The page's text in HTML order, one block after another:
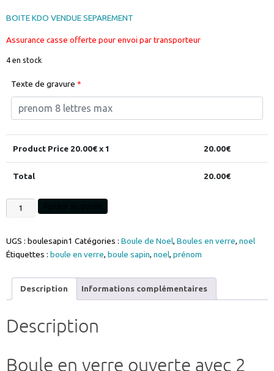
BOITE KDO VENDUE SEPAREMENT
Assurance casse offerte pour envoi par transporteur
4 en stock
Texte de gravure *
Product Price 20.00€ x 1 20.00€
Total 20.00€
quantité
de
sapin
givré
verre
gravure
personnalisable
UGS : boulesapin1 Catégories : Boule de Noel, Boules en verre, noel
Étiquettes : boule en verre, boule sapin, noel, prénom
Description Informations complémentaires
Description
Boule en verre ouverte avec 2